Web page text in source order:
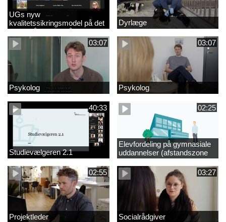
UGs nyw
kvalitetssikringsmodel på det
videregående område
Dyrlæge
03:07
Psykolog
03:07
Psykolog
40:33
Studievælgeren 2.1
02:25
Elevfordeling på gymnasiale
uddannelser (afstandszone
redigeret)
02:55
Projektleder
03:27
Socialrådgiver